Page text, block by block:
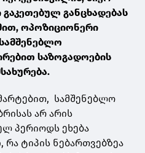
განცხადებას
ოპოზიციონერი
საზოგადოების
სამშენებლო
არ არის
პერიოდს ეხება
რა ტიპის ნებართვებზეა